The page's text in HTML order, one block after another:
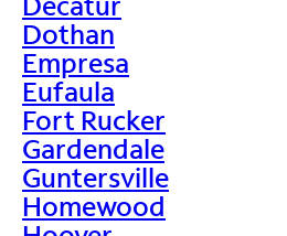
Dothan
Empresa
Eufaula
Fort Rucker
Gardendale
Guntersville
Homewood